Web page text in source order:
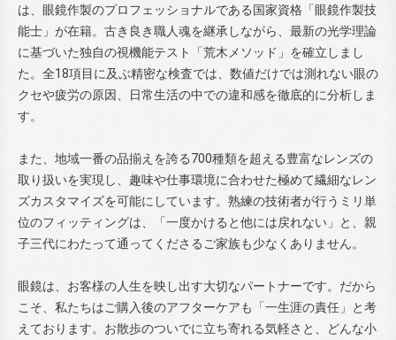
は、眼鏡作製のプロフェッショナルである国家資格「眼鏡作製技
能士」が在籍。古き良き職人魂を継承しながら、最新の光学理論
に基づいた独自の視機能テスト「荒木メソッド」を確立しまし
た。全18項目に及ぶ精密な検査では、数値だけでは測れない眼の
クセや疲労の原因、日常生活の中での違和感を徹底的に分析しま
す。
また、地域一番の品揃えを誇る700種類を超える豊富なレンズの
取り扱いを実現し、趣味や仕事環境に合わせた極めて繊細なレン
ズカスタマイズを可能にしています。熟練の技術者が行うミリ単
位のフィッティングは、「一度かけると他には戻れない」と、親
子三代にわたって通ってくださるご家族も少なくありません。
眼鏡は、お客様の人生を映し出す大切なパートナーです。だから
こそ、私たちはご購入後のアフターケアも「一生涯の責任」と考
えております。お散歩のついでに立ち寄れる気軽さと、どんな小